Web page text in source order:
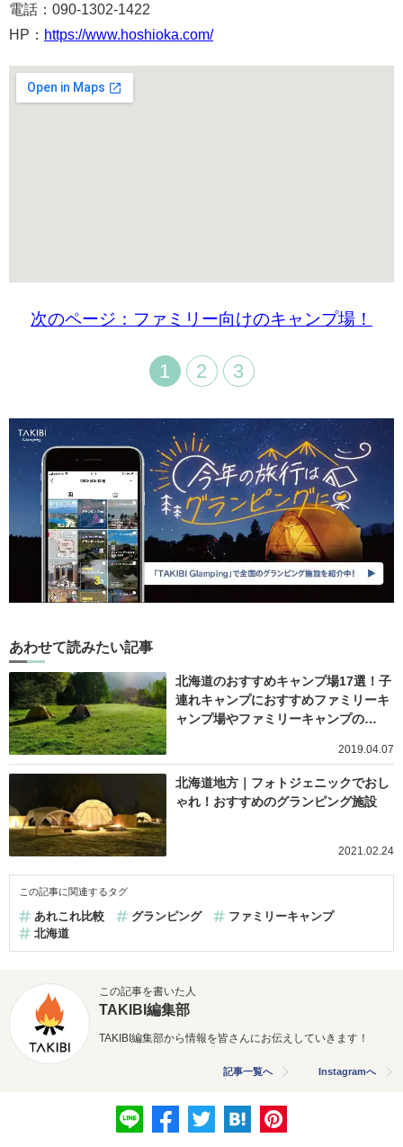
電話：090-1302-1422
HP： https://www.hoshioka.com/
次のページ：ファミリー向けのキャンプ場！
1 2 3
あわせて読みたい記事
北海道のおすすめキャンプ場17選！子
連れキャンプにおすすめファミリーキ
ャンプ場やファミリーキャンプの…
2019.04.07
北海道地方｜フォトジェニックでおし
ゃれ！おすすめのグランピング施設
2021.02.24
この記事に関連するタグ
あれこれ比較 グランピング
ファミリーキャンプ
北海道
この記事を書いた人
TAKIBI編集部
TAKIBI編集部から情報を皆さんにお伝えしていきます！
記事一覧へ Instagramへ